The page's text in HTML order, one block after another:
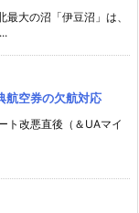
大の沼「伊豆沼」は、
航空券の欠航対応
ト改悪直後（＆UAマイ